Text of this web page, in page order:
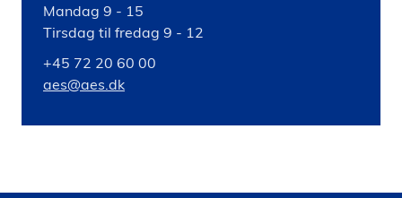
Mandag 9 - 15
Tirsdag til fredag 9 - 12
+45 72 20 60 00
aes@aes.dk